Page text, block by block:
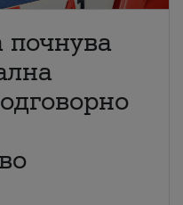
почнува